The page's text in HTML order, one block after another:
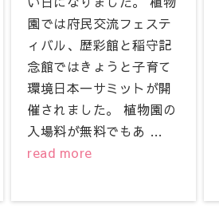
園では府民交流フェステ
ィバル、歴彩館と稲守記
念館ではきょうと子育て
環境日本一サミットが開
催されました。 植物園の
入場料が無料でもあ …
read more